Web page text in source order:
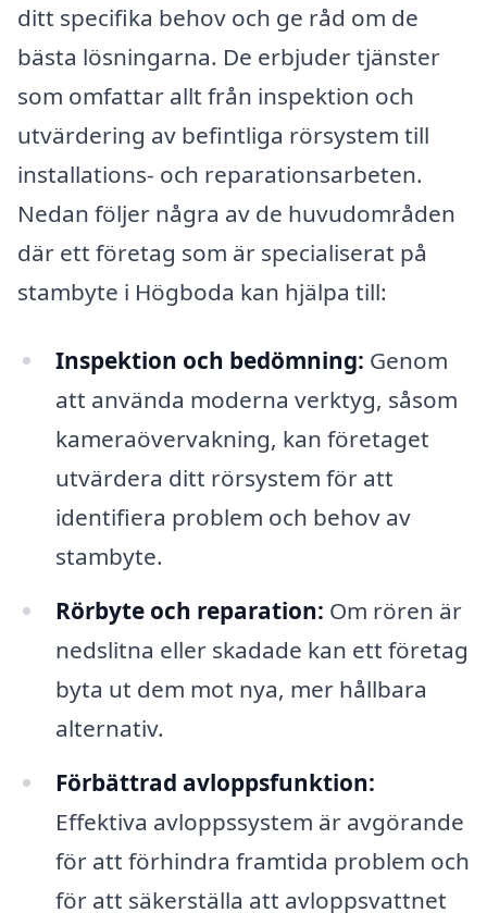
ditt specifika behov och ge råd om de
bästa lösningarna. De erbjuder tjänster
som omfattar allt från inspektion och
utvärdering av befintliga rörsystem till
installations- och reparationsarbeten.
Nedan följer några av de huvudområden
där ett företag som är specialiserat på
stambyte i Högboda kan hjälpa till:
Inspektion och bedömning: Genom
att använda moderna verktyg, såsom
kameraövervakning, kan företaget
utvärdera ditt rörsystem för att
identifiera problem och behov av
stambyte.
Rörbyte och reparation: Om rören är
nedslitna eller skadade kan ett företag
byta ut dem mot nya, mer hållbara
alternativ.
Förbättrad avloppsfunktion:
Effektiva avloppssystem är avgörande
för att förhindra framtida problem och
för att säkerställa att avloppsvattnet